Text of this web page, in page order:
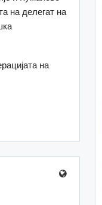
на делегат на
на